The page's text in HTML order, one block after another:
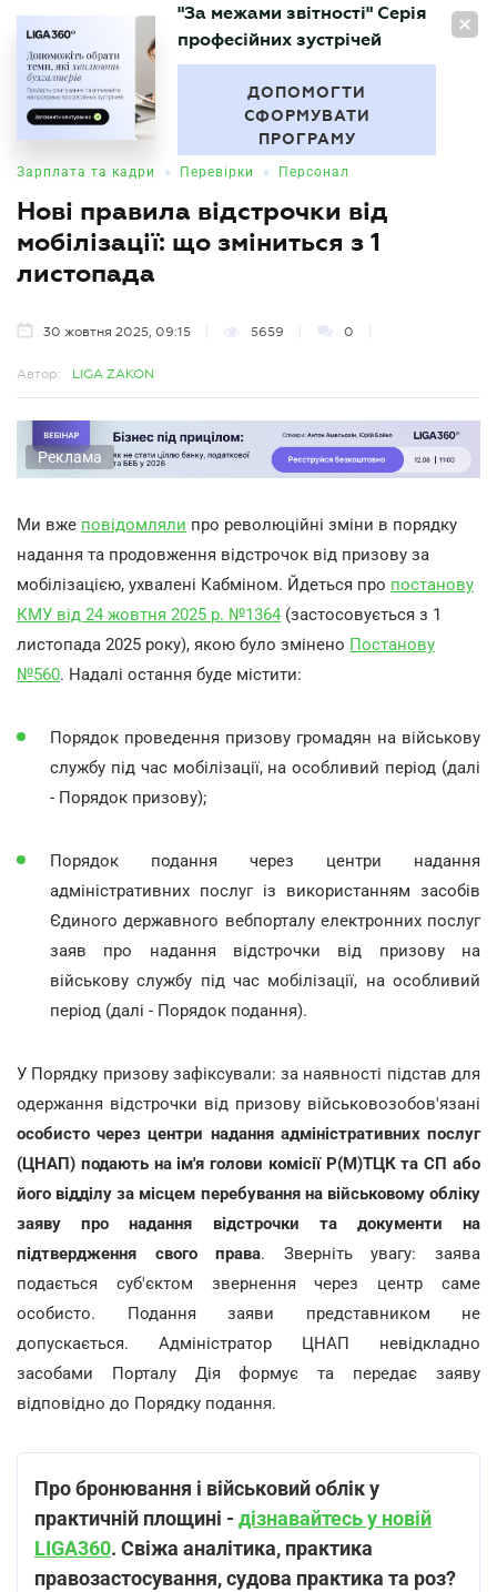
UA
БУХГАЛТЕР
"За межами звітності" Серія
професійних зустрічей
ДОПОМОГТИ
СФОРМУВАТИ
ПРОГРАМУ
Зарплата та кадри • Перевірки • Персонал
Нові правила відстрочки від
мобілізації: що зміниться з 1
листопада
30 жовтня 2025, 09:15 5659 0
Автор: LIGA ZAKON
Реклама
Ми вже повідомляли про революційні зміни в порядку
надання та продовження відстрочок від призову за
мобілізацією, ухвалені Кабміном. Йдеться про постанову
КМУ від 24 жовтня 2025 р. №1364 (застосовується з 1
листопада 2025 року), якою було змінено Постанову
№560. Надалі остання буде містити:
Порядок проведення призову громадян на військову
службу під час мобілізації, на особливий період (далі
- Порядок призову);
Порядок подання через центри надання
адміністративних послуг із використанням засобів
Єдиного державного вебпорталу електронних послуг
заяв про надання відстрочки від призову на
військову службу під час мобілізації, на особливий
період (далі - Порядок подання).
У Порядку призову зафіксували: за наявності підстав для
одержання відстрочки від призову військовозобов'язані
особисто через центри надання адміністративних послуг
(ЦНАП) подають на ім'я голови комісії Р(М)ТЦК та СП або
його відділу за місцем перебування на військовому обліку
заяву про надання відстрочки та документи на
підтвердження свого права. Зверніть увагу: заява
подається суб'єктом звернення через центр саме
особисто. Подання заяви представником не
допускається. Адміністратор ЦНАП невідкладно
засобами Порталу Дія формує та передає заяву
відповідно до Порядку подання.
Про бронювання і військовий облік у
практичній площині - дізнавайтесь у новій
LIGA360. Свіжа аналітика, практика
правозастосування, судова практика та роз?